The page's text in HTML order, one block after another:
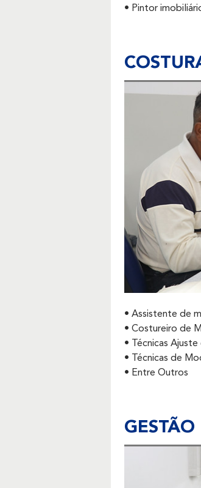
• Pintor
• Assistente de
• Costureiro de
• Técnicas
• Técnicas de
• Entre Outros
GESTÃO